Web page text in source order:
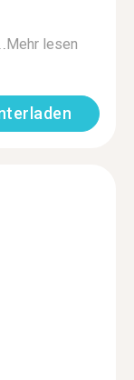
Mehr lesen